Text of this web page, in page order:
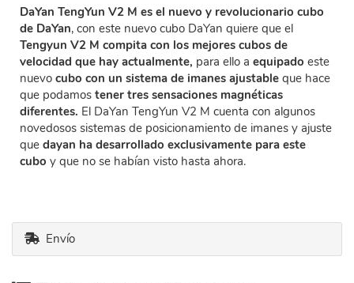
DaYan TengYun V2 M es el nuevo y revolucionario cubo
de DaYan, con este nuevo cubo DaYan quiere que el
Tengyun V2 M compita con los mejores cubos de
velocidad que hay actualmente, para ello a equipado este
nuevo cubo con un sistema de imanes ajustable que hace
que podamos tener tres sensaciones magnéticas
diferentes. El DaYan TengYun V2 M cuenta con algunos
novedosos sistemas de posicionamiento de imanes y ajuste
que dayan ha desarrollado exclusivamente para este
cubo y que no se habían visto hasta ahora.
Envío